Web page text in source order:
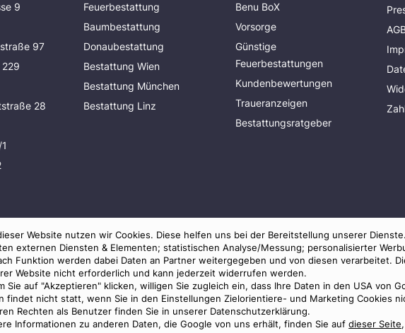
Website nutzen wir Cookies. Diese helfen uns bei der Bereitstellung unserer
externen Diensten & Elementen; statistischen Analyse/Messung; personalisierter
Funktion werden dabei Daten an Partner weitergegeben und von diesen verarbeitet.
Website nicht erforderlich und kann jederzeit widerrufen werden.
Sie auf "Akzeptieren" klicken, willigen Sie zugleich ein, dass Ihre Daten in den USA von
findet nicht statt, wenn Sie in den Einstellungen Zielorientiere- und Marketing Cookies
Rechten als Benutzer finden Sie in unserer Datenschutzerklärung.
Informationen zu anderen Daten, die Google von uns erhält, finden Sie auf dieser Seite
9
97
28
Feuerbestattung
Baumbestattung
Donaubestattung
Bestattung Wien
Bestattung München
Bestattung Linz
Benu BoX
Vorsorge
Günstige
Feuerbestattungen
Kundenbewertungen
Traueranzeigen
Bestattungsratgeber
© 2026 Benu GmbH. Alle Rechte